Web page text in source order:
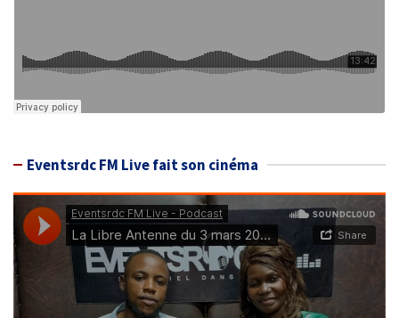
Eventsrdc FM Live fait son cinéma